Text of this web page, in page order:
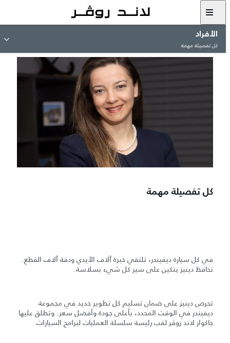
الأفراد​
كل تفصيلة مهمة
كل تفصيلة مهمة
في كل سيارة ديفيندر، تلتقي خبرة آلاف الأيدي ودقة آلاف القطع.
تحافظ دينيز يتكين على سير كل شيء بسلاسة.
تحرص دينيز على ضمان تسليم كل تطوير جديد في مجموعة
ديفيندر في الوقت المحدد، بأعلى جودة وأفضل سعر. وتطلق عليها
جاكوار لاند روڤر لقب رئيسة سلسلة العمليات لبرامج السيارات.